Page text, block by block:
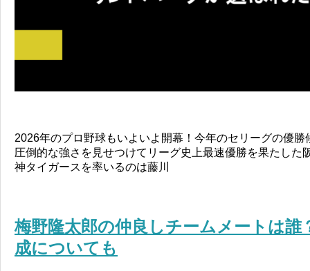
2026年のプロ野球もいよいよ開幕！今年のセリーグの優
圧倒的な強さを見せつけてリーグ史上最速優勝を果たした
神タイガースを率いるのは藤川
梅野隆太郎の仲良しチームメートは誰
成についても